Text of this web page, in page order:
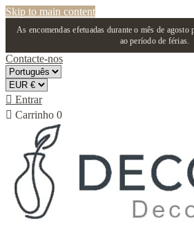
Skip to main content
As encomendas efetuadas durante o mês de
ao período de férias.
Contacte-nos
 Entrar
 Carrinho 0